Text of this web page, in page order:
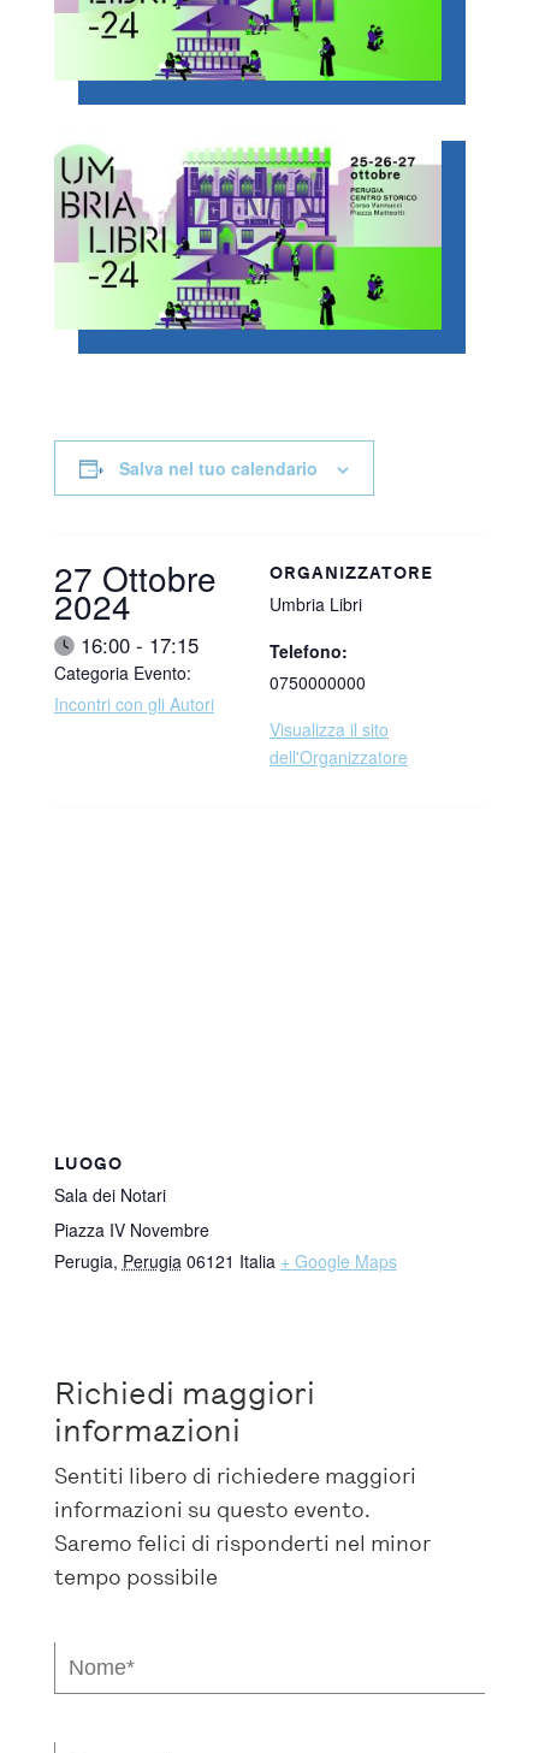
Salva nel tuo calendario
Data:
27 Ottobre
2024
Ora:16:00 - 17:15
Categoria Evento:
Incontri con gli Autori
ORGANIZZATORE
Umbria Libri
Telefono:
0750000000
Visualizza il sito
dell'Organizzatore
LUOGO
Sala dei Notari
Piazza IV Novembre
Perugia, Perugia 06121 Italia + Google Maps
Richiedi maggiori
informazioni
Sentiti libero di richiedere maggiori
informazioni su questo evento.
Saremo felici di risponderti nel minor
tempo possibile